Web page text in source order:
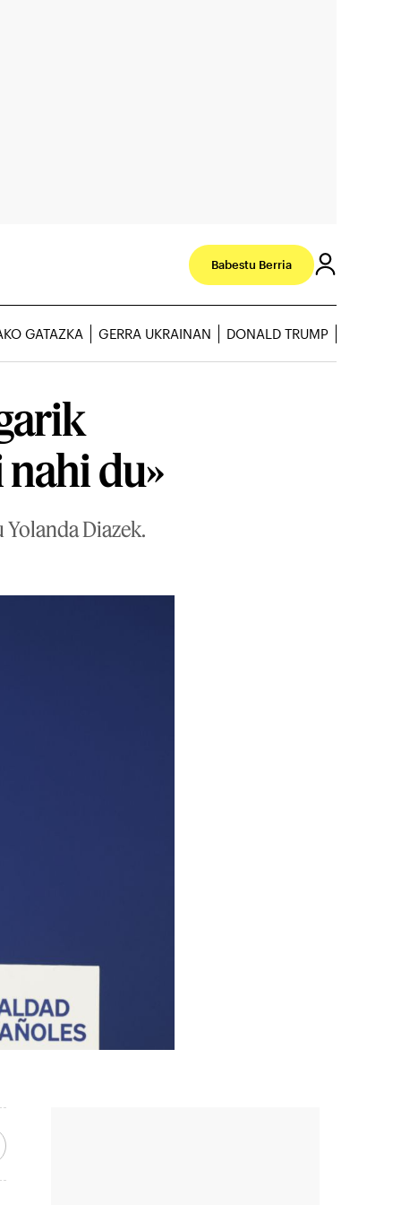
Babestu Berria
GATAZKA GERRA UKRAINAN DONALD TRUMP
du»
Diazek.